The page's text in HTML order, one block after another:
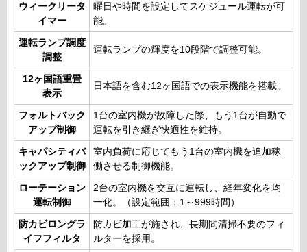
ウィークリータ
イマー
曜日や時間を設定してスケジュール運転が可
能。
運転ランプ調度
調整
運転ランプの輝度を10段階で調整可能。
12ヶ国語重畳
表示
日本語を含む12ヶ国語での表示機能を搭載。
フォルトバック
アップ制御
1台の室内機が故障した際、もう1台が自動で
運転を引き継ぎ快適性を維持。
キャパシティバ
ックアップ制御
室内負荷に応じてもう1台の室内機を追加稼
働させる制御機能。
ローテーション
運転制御
2台の室内機を交互に運転し、経年変化を均
一化。（設定範囲：1～999時間）
防カビロングラ
イフフィルタ
防カビ加工が施され、長期間清掃不要のフィ
ルターを採用。